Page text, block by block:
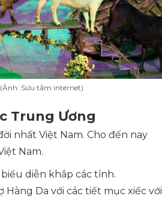
Sưu tầm internet)
Trung Ương
nhất Việt Nam. Cho đến nay
Nam.
diễn khắp các tỉnh.
Hàng Da với các tiết mục xiếc với